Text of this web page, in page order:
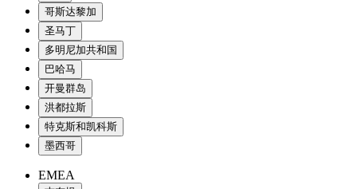
哥斯达黎加
圣马丁
多明尼加共和国
巴哈马
开曼群岛
洪都拉斯
特克斯和凯科斯
墨西哥
EMEA